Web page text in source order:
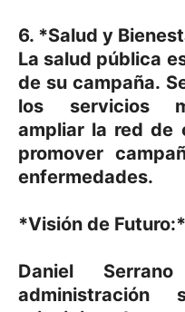
6. *Salud y
La salud pública
de su campaña.
los servicios
ampliar la red de
promover
enfermedades.
*Visión de Futuro:*
Daniel